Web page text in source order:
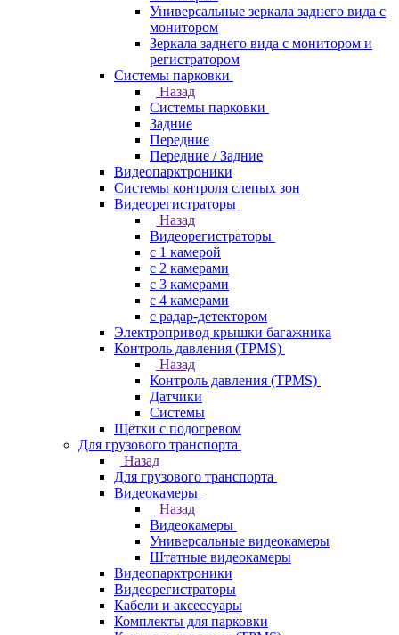
Универсальные зеркала заднего вида с
монитором
Зеркала заднего вида с монитором и
регистратором
Системы парковки
Назад
Системы парковки
Задние
Передние
Передние / Задние
Видеопарктроники
Системы контроля слепых зон
Видеорегистраторы
Назад
Видеорегистраторы
с 1 камерой
с 2 камерами
с 3 камерами
с 4 камерами
с радар-детектором
Электропривод крышки багажника
Контроль давления (TPMS)
Назад
Контроль давления (TPMS)
Датчики
Системы
Щётки с подогревом
Для грузового транспорта
Назад
Для грузового транспорта
Видеокамеры
Назад
Видеокамеры
Универсальные видеокамеры
Штатные видеокамеры
Видеопарктроники
Видеорегистраторы
Кабели и аксессуары
Комплекты для парковки